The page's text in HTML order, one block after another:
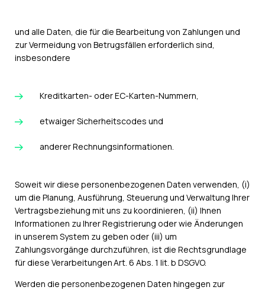
und alle Daten, die für die Bearbeitung von Zahlungen und
zur Vermeidung von Betrugsfällen erforderlich sind,
insbesondere
Kreditkarten- oder EC-Karten-Nummern,
etwaiger Sicherheitscodes und
anderer Rechnungsinformationen.
Soweit wir diese personenbezogenen Daten verwenden, (i)
um die Planung, Ausführung, Steuerung und Verwaltung Ihrer
Vertragsbeziehung mit uns zu koordinieren, (ii) Ihnen
Informationen zu Ihrer Registrierung oder wie Änderungen
in unserem System zu geben oder (iii) um
Zahlungsvorgänge durchzuführen, ist die Rechtsgrundlage
für diese Verarbeitungen Art. 6 Abs. 1 lit. b DSGVO.
Werden die personenbezogenen Daten hingegen zur